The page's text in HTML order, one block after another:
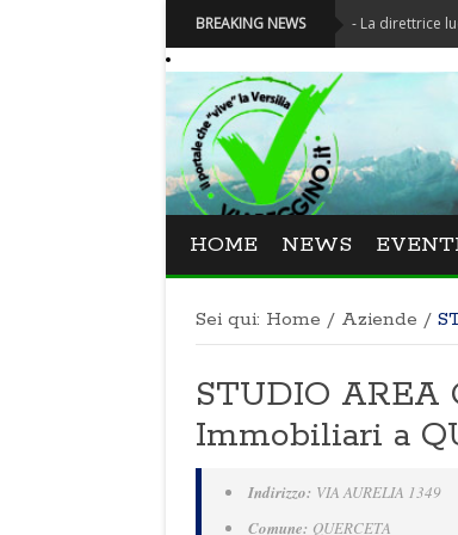
BREAKING NEWS
Festival La Versiliana - La direttrice lucchese
HOME NEWS
Sei qui: Home / Aziende /
STUDIO AREA
Immobiliari a
Indirizzo: VIA AURELIA 1349
Comune: QUERCETA